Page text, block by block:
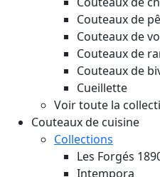
Couteaux de
Couteaux de
Couteaux de
Couteaux de
Cueillette
Voir toute la
Couteaux de cuisine
Collections
Les Forgés
Intempora